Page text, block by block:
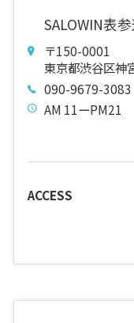
SALOWIN表
〒150-0001
東京都渋谷区神
090-9679-3083
AM 11ーPM21
ACCESS